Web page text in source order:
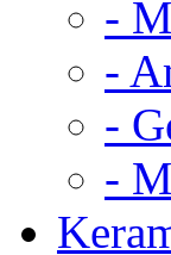
-
-
-
-